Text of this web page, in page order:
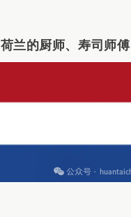
荷兰的厨师、寿司师傅